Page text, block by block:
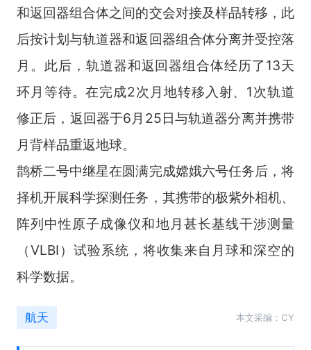
和返回器组合体之间的交会对接及样品转移，此
后按计划与轨道器和返回器组合体分离并受控落
月。此后，轨道器和返回器组合体经历了 13天
环月等待。在完成2次月地转移入射、 1次轨道
修正后，返回器于6月 25日与轨道器分离并携带
月背样品重返地球。
鹊桥二号中继星在圆满完成嫦娥六号任务后，将
择机开展科学探测任务，其携带的极紫外相机、
阵列中性原子成像仪和地月甚长基线干涉测量
（VLBI ）试验系统，将收集来自月球和深空的
科学数据。
航天 本文采编：CY